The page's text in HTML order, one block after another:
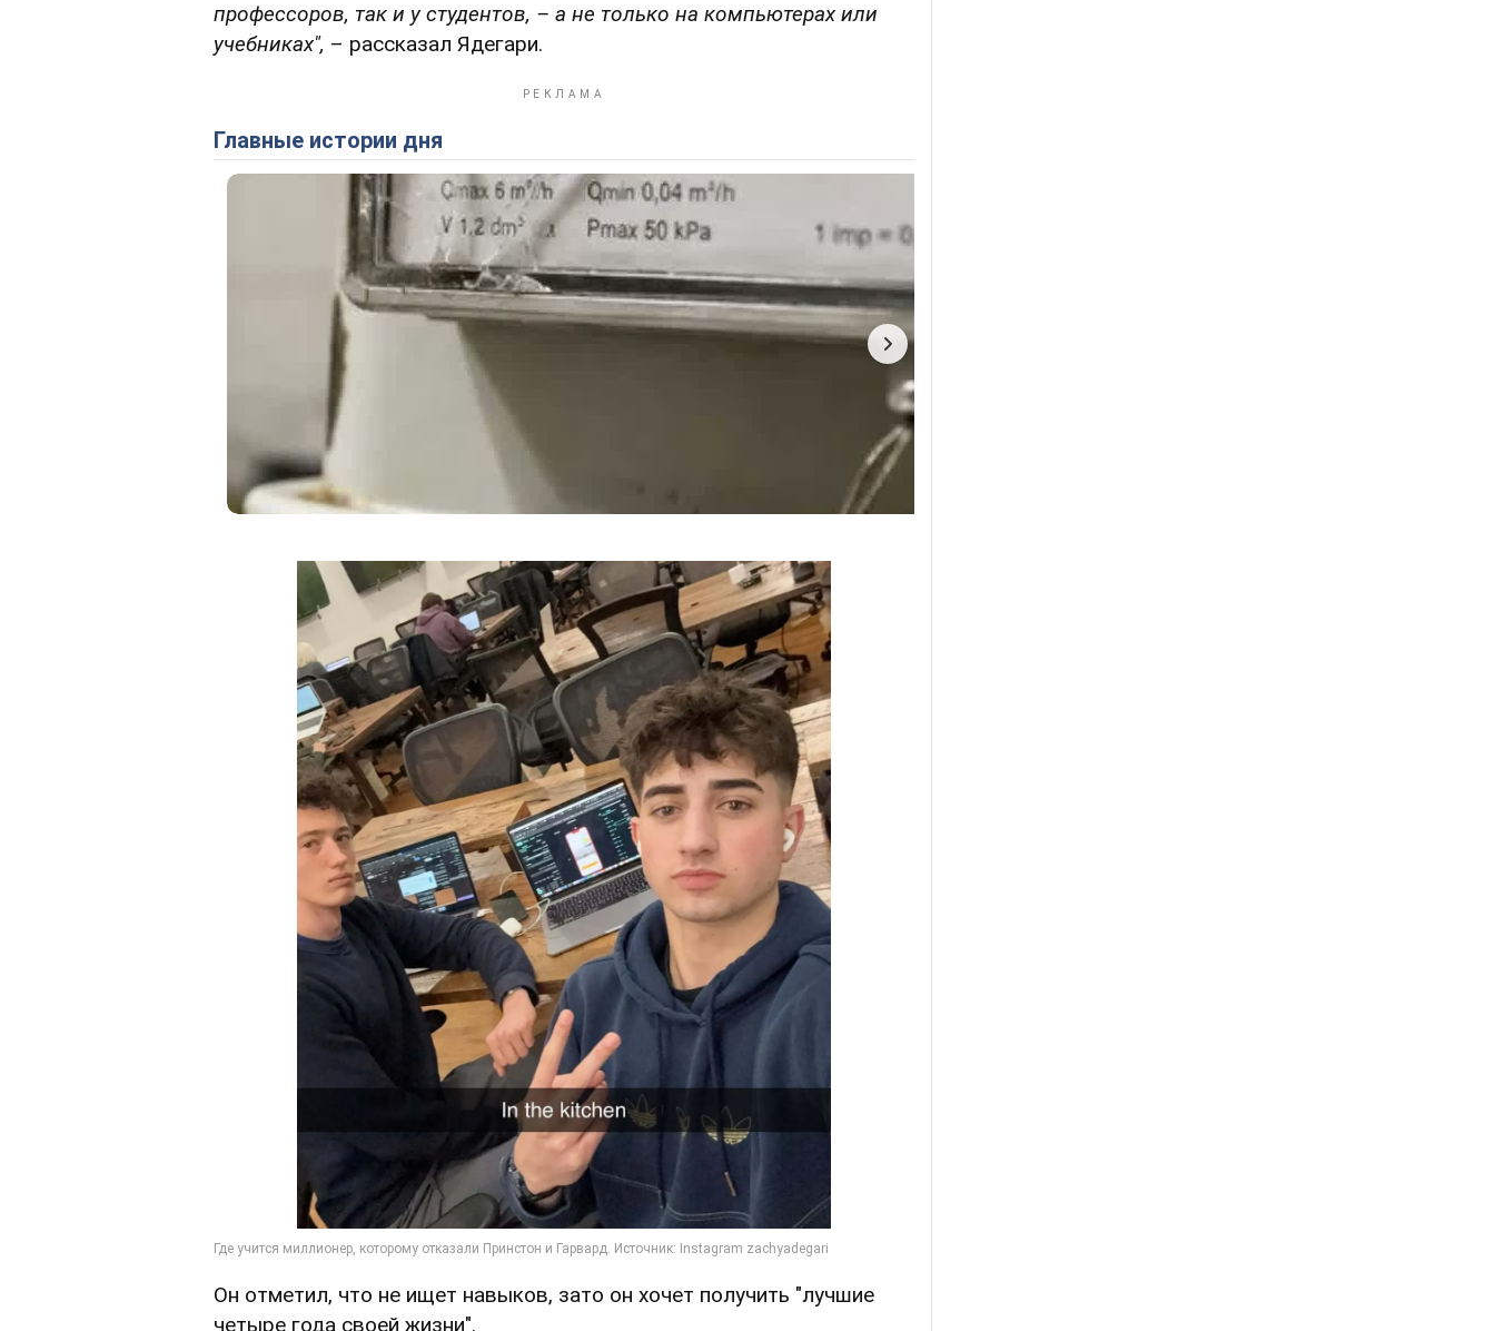
профессоров, так и у студентов, – а не только на компьютерах или
учебниках", – рассказал Ядегари.
Главные истории дня
Он отметил, что не ищет навыков, зато он хочет получить "лучшие
четыре года своей жизни".